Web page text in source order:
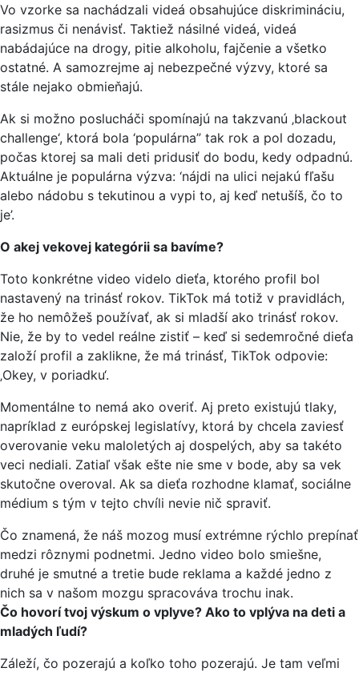
Vo vzorke sa nachádzali videá obsahujúce diskrimináciu,
rasizmus či nenávisť. Taktiež násilné videá, videá
nabádajúce na drogy, pitie alkoholu, fajčenie a všetko
ostatné. A samozrejme aj nebezpečné výzvy, ktoré sa
stále nejako obmieňajú.
Ak si možno poslucháči spomínajú na takzvanú ‚blackout
challenge‘, ktorá bola ‘populárna” tak rok a pol dozadu,
počas ktorej sa mali deti pridusiť do bodu, kedy odpadnú.
Aktuálne je populárna výzva: ‘nájdi na ulici nejakú fľašu
alebo nádobu s tekutinou a vypi to, aj keď netušíš, čo to
je’.
O akej vekovej kategórii sa bavíme?
Toto konkrétne video videlo dieťa, ktorého profil bol
nastavený na trinásť rokov. TikTok má totiž v pravidlách,
že ho nemôžeš používať, ak si mladší ako trinásť rokov.
Nie, že by to vedel reálne zistiť – keď si sedemročné dieťa
založí profil a zaklikne, že má trinásť, TikTok odpovie:
‚Okey, v poriadku‘.
Momentálne to nemá ako overiť. Aj preto existujú tlaky,
napríklad z európskej legislatívy, ktorá by chcela zaviesť
overovanie veku maloletých aj dospelých, aby sa takéto
veci nediali. Zatiaľ však ešte nie sme v bode, aby sa vek
skutočne overoval. Ak sa dieťa rozhodne klamať, sociálne
médium s tým v tejto chvíli nevie nič spraviť.
Čo znamená, že náš mozog musí extrémne rýchlo prepínať
medzi rôznymi podnetmi. Jedno video bolo smiešne,
druhé je smutné a tretie bude reklama a každé jedno z
nich sa v našom mozgu spracováva trochu inak.
Čo hovorí tvoj výskum o vplyve? Ako to vplýva na deti a
mladých ľudí?
Záleží, čo pozerajú a koľko toho pozerajú. Je tam veľmi